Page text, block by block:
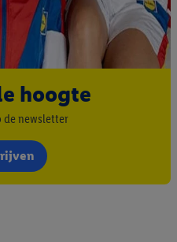
hoogte
de newsletter